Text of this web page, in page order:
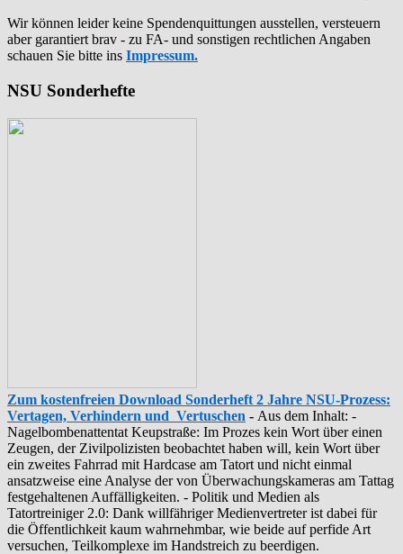
Wir können leider keine Spendenquittungen ausstellen, versteuern
aber garantiert brav - zu FA- und sonstigen rechtlichen Angaben
schauen Sie bitte ins Impressum.
NSU Sonderhefte
Zum kostenfreien Download Sonderheft 2 Jahre NSU-Prozess:
Vertagen, Verhindern und Vertuschen - Aus dem Inhalt: -
‪Nagelbombenattentat‬ ‎Keupstraße‬: Im Prozes kein Wort über einen
Zeugen, der Zivilpolizisten beobachtet haben will, kein Wort über
ein zweites Fahrrad mit Hardcase am Tatort und nicht einmal
ansatzweise eine Analyse der von Überwachungskameras am Tattag
festgehaltenen Auffälligkeiten. - Politik und Medien als
‪Tatortreiniger‬ 2.0: Dank willfähriger Medienvertreter ist dabei für
die Öffentlichkeit kaum wahrnehmbar, wie beide auf perfide Art
versuchen, Teilkomplexe im Handstreich zu beerdigen.